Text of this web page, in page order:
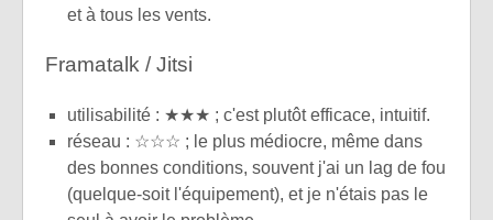
et à tous les vents.
Framatalk / Jitsi
utilisabilité : ★★★ ; c'est plutôt efficace, intuitif.
réseau : ☆☆☆ ; le plus médiocre, même dans
des bonnes conditions, souvent j'ai un lag de fou
(quelque-soit l'équipement), et je n'étais pas le